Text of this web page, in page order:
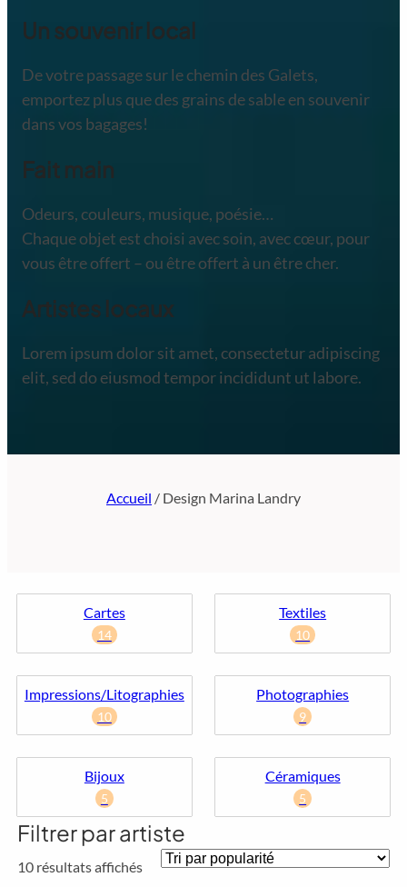
Un souvenir local
De votre passage sur le chemin des Galets,
emportez plus que des grains de sable en souvenir
dans vos bagages!
Fait main
Odeurs, couleurs, musique, poésie…
Chaque objet est choisi avec soin, avec cœur, pour
vous être offert – ou être offert à un être cher.
Artistes locaux
Lorem ipsum dolor sit amet, consectetur adipiscing
elit, sed do eiusmod tempor incididunt ut labore.
Accueil / Design Marina Landry
Cartes
14
Textiles
10
Impressions/Litographies
10
Photographies
9
Bijoux
5
Céramiques
5
Filtrer par artiste
10 résultats affichésTrié